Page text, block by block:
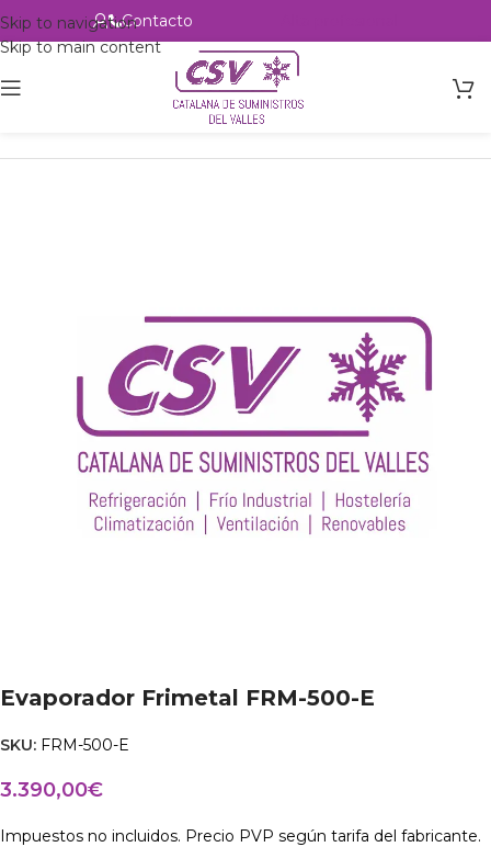
Skip to navigation
Skip to main content
Contacto
Intercambio
Evaporador Frimetal FRM-500-E
SKU: FRM-500-E
3.390,00€
Impuestos no incluidos. Precio PVP según tarifa del fabricante.